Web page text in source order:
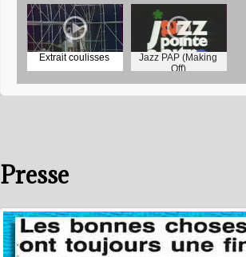
Extrait coulisses
Jazz PAP (Making
Off)
Presse